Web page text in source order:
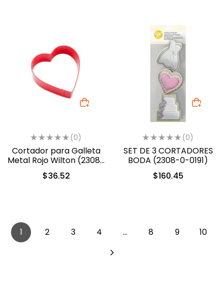
(0)
Cortador para Galleta
Metal Rojo Wilton (2308-
1301)
$36.52
(0)
SET DE 3 CORTADORES
BODA (2308-0-0191)
$160.45
1 2 3 4 … 8 9 10